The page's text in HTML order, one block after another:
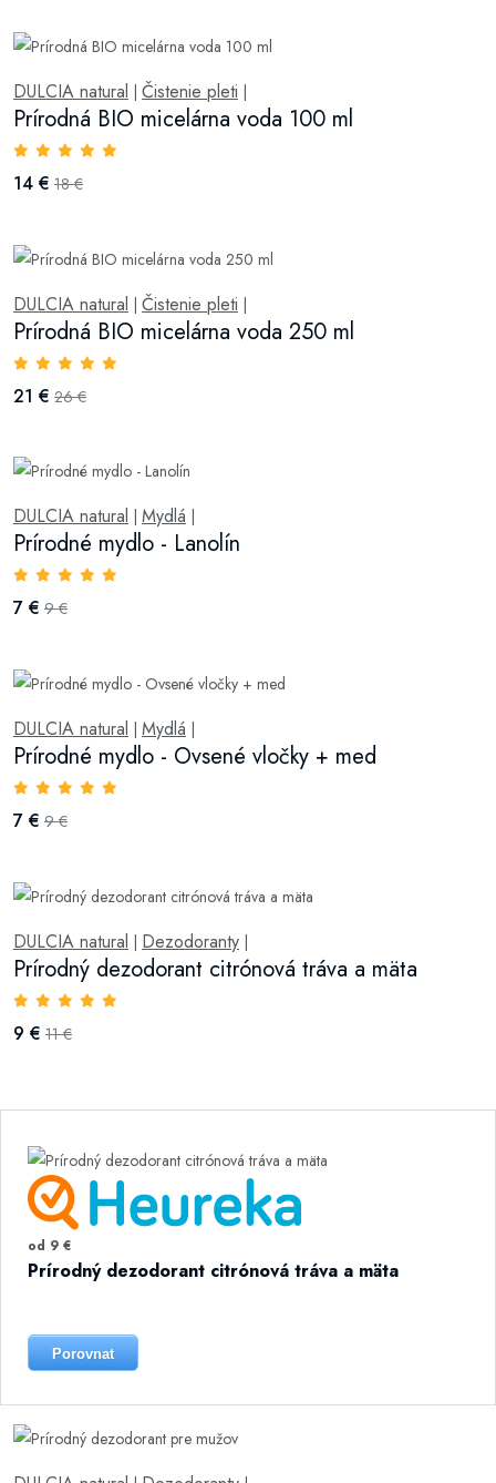
DULCIA natural | Čistenie pleti |
Prírodná BIO micelárna voda 100 ml
14 € 18 €
DULCIA natural | Čistenie pleti |
Prírodná BIO micelárna voda 250 ml
21 € 26 €
DULCIA natural Mydlá
Prírodné mydlo - Lanolín
7 € 9 €
DULCIA natural Mydlá
Prírodné mydlo - Ovsené vločky + med
7 € 9 €
DULCIA natural | Dezodoranty |
Prírodný dezodorant citrónová tráva a mäta
9 € 11 €
od 9 €
Prírodný dezodorant citrónová tráva a mäta
Porovnat